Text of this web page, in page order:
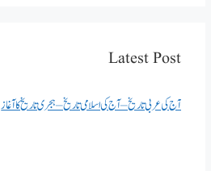
Latest Post
آج کی عربی تاریخ – آج کی اسلامی تاریخ – ہجری تاریخ کا آغاز